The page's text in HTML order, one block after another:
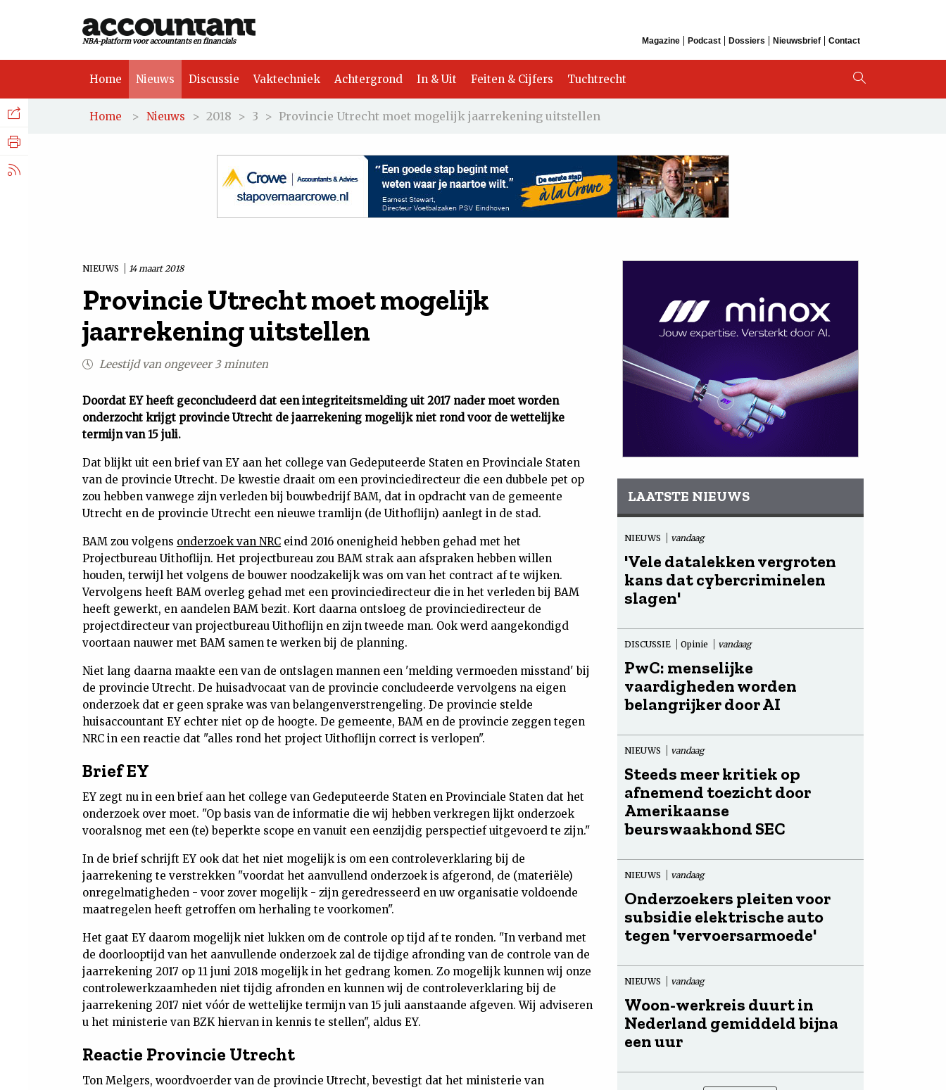
NBA-platform voor accountants en financials Magazine Podcast Dossiers Nieuwsbrief Contact
Home Nieuws Discussie Vaktechniek Achtergrond In & Uit Feiten & Cijfers Tuchtrecht
Home > Nieuws > 2018 > 3 > Provincie Utrecht moet mogelijk jaarrekening uitstellen
NIEUWS 14 maart 2018
Provincie Utrecht moet mogelijk
jaarrekening uitstellen
Leestijd van ongeveer 3 minuten
Doordat EY heeft geconcludeerd dat een integriteitsmelding uit 2017 nader moet worden
onderzocht krijgt provincie Utrecht de jaarrekening mogelijk niet rond voor de wettelijke
termijn van 15 juli.
Dat blijkt uit een brief van EY aan het college van Gedeputeerde Staten en Provinciale Staten
van de provincie Utrecht. De kwestie draait om een provinciedirecteur die een dubbele pet op
zou hebben vanwege zijn verleden bij bouwbedrijf BAM, dat in opdracht van de gemeente
Utrecht en de provincie Utrecht een nieuwe tramlijn (de Uithoflijn) aanlegt in de stad.
BAM zou volgens onderzoek van NRC eind 2016 onenigheid hebben gehad met het
Projectbureau Uithoflijn. Het projectbureau zou BAM strak aan afspraken hebben willen
houden, terwijl het volgens de bouwer noodzakelijk was om van het contract af te wijken.
Vervolgens heeft BAM overleg gehad met een provinciedirecteur die in het verleden bij BAM
heeft gewerkt, en aandelen BAM bezit. Kort daarna ontsloeg de provinciedirecteur de
projectdirecteur van projectbureau Uithoflijn en zijn tweede man. Ook werd aangekondigd
voortaan nauwer met BAM samen te werken bij de planning.
Niet lang daarna maakte een van de ontslagen mannen een 'melding vermoeden misstand' bij
de provincie Utrecht. De huisadvocaat van de provincie concludeerde vervolgens na eigen
onderzoek dat er geen sprake was van belangenverstrengeling. De provincie stelde
huisaccountant EY echter niet op de hoogte. De gemeente, BAM en de provincie zeggen tegen
NRC in een reactie dat "alles rond het project Uithoflijn correct is verlopen".
Brief EY
EY zegt nu in een brief aan het college van Gedeputeerde Staten en Provinciale Staten dat het
onderzoek over moet. "Op basis van de informatie die wij hebben verkregen lijkt onderzoek
vooralsnog met een (te) beperkte scope en vanuit een eenzijdig perspectief uitgevoerd te zijn."
In de brief schrijft EY ook dat het niet mogelijk is om een controleverklaring bij de
jaarrekening te verstrekken "voordat het aanvullend onderzoek is afgerond, de (materiële)
onregelmatigheden - voor zover mogelijk - zijn geredresseerd en uw organisatie voldoende
maatregelen heeft getroffen om herhaling te voorkomen".
Het gaat EY daarom mogelijk niet lukken om de controle op tijd af te ronden. "In verband met
de doorlooptijd van het aanvullende onderzoek zal de tijdige afronding van de controle van de
jaarrekening 2017 op 11 juni 2018 mogelijk in het gedrang komen. Zo mogelijk kunnen wij onze
controlewerkzaamheden niet tijdig afronden en kunnen wij de controleverklaring bij de
jaarrekening 2017 niet vóór de wettelijke termijn van 15 juli aanstaande afgeven. Wij adviseren
u het ministerie van BZK hiervan in kennis te stellen", aldus EY.
Reactie Provincie Utrecht
Ton Melgers, woordvoerder van de provincie Utrecht, bevestigt dat het ministerie van
LAATSTE NIEUWS
NIEUWS vandaag
'Vele datalekken vergroten
kans dat cybercriminelen
slagen'
DISCUSSIE Opinie vandaag
PwC: menselijke
vaardigheden worden
belangrijker door AI
NIEUWS vandaag
Steeds meer kritiek op
afnemend toezicht door
Amerikaanse
beurswaakhond SEC
NIEUWS vandaag
Onderzoekers pleiten voor
subsidie elektrische auto
tegen 'vervoersarmoede'
NIEUWS vandaag
Woon-werkreis duurt in
Nederland gemiddeld bijna
een uur
Facebook
Nieuws